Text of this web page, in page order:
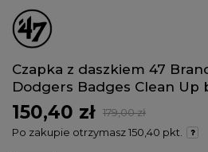
Czapka z daszkiem 47
Dodgers Badges Clean Up
150,40 zł
179,00 zł
Po zakupie otrzymasz150,40 pkt.